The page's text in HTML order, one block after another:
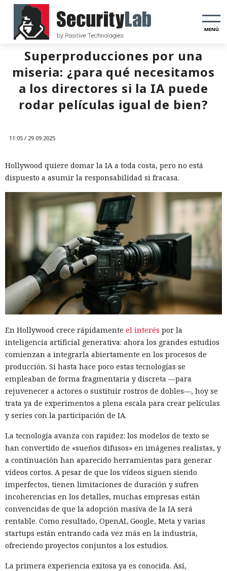
MENÚ
Superproducciones por una
miseria: ¿para qué necesitamos
a los directores si la IA puede
rodar películas igual de bien?
11:05 / 29.09.2025
Hollywood quiere domar la IA a toda costa, pero no está
dispuesto a asumir la responsabilidad si fracasa.
En Hollywood crece rápidamente el interés por la
inteligencia artificial generativa: ahora los grandes estudios
comienzan a integrarla abiertamente en los procesos de
producción. Si hasta hace poco estas tecnologías se
empleaban de forma fragmentaria y discreta —para
rejuvenecer a actores o sustituir rostros de dobles—, hoy se
trata ya de experimentos a plena escala para crear películas
y series con la participación de IA.
La tecnología avanza con rapidez: los modelos de texto se
han convertido de «sueños difusos» en imágenes realistas, y
a continuación han aparecido herramientas para generar
vídeos cortos. A pesar de que los vídeos siguen siendo
imperfectos, tienen limitaciones de duración y sufren
incoherencias en los detalles, muchas empresas están
convencidas de que la adopción masiva de la IA será
rentable. Como resultado, OpenAI, Google, Meta y varias
startups están entrando cada vez más en la industria,
ofreciendo proyectos conjuntos a los estudios.
La primera experiencia exitosa ya es conocida. Así,